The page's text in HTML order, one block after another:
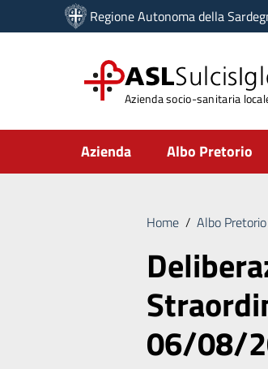
Vai ai contenuti
Vai al menu di navigazione
Regione Autonoma della
ASL
Azienda socio-sanitaria
Submenu
Azienda Albo Pretorio
Home / Albo Pretorio
06/08/